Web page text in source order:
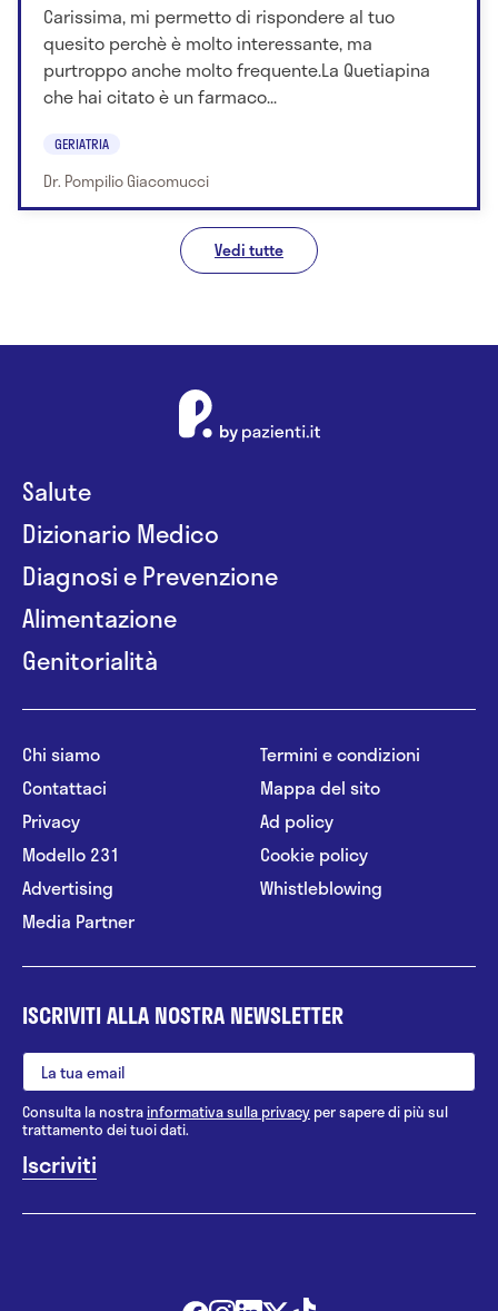
Carissima, mi permetto di rispondere al tuo
quesito perchè è molto interessante, ma
purtroppo anche molto frequente.La Quetiapina
che hai citato è un farmaco...
GERIATRIA
Dr. Pompilio Giacomucci
Vedi tutte
Salute
Dizionario Medico
Diagnosi e Prevenzione
Alimentazione
Genitorialità
Chi siamo
Contattaci
Privacy
Modello 231
Advertising
Media Partner
Termini e condizioni
Mappa del sito
Ad policy
Cookie policy
Whistleblowing
ISCRIVITI ALLA NOSTRA NEWSLETTER
Consulta la nostrainformativa sulla privacy per sapere di più sul
trattamento dei tuoi dati.